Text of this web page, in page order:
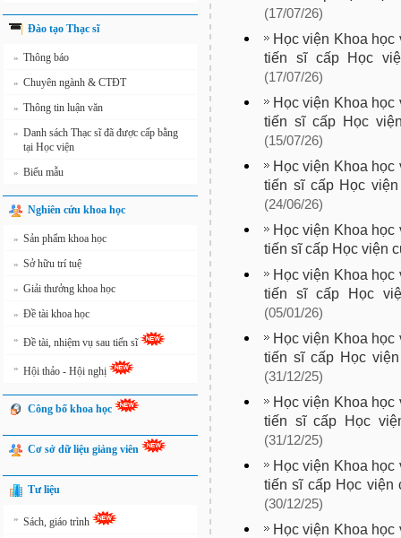
Đào tạo Thạc sĩ
» Thông báo
» Chuyên ngành & CTĐT
» Thông tin luận văn
» Danh sách Thạc sĩ đã được cấp bằng
tại Học viện
» Biểu mẫu
Nghiên cứu khoa học
» Sản phẩm khoa học
» Sở hữu trí tuệ
» Giải thưởng khoa học
» Đề tài khoa học
» Đề tài, nhiệm vụ sau tiến sĩ
» Hội thảo - Hội nghị
Công bố khoa học
Cơ sở dữ liệu giảng viên
Tư liệu
» Sách, giáo trình
(17/07/26)
Học viện Khoa học
tiến sĩ cấp Học
(17/07/26)
Học viện Khoa học
tiến sĩ cấp Học
(15/07/26)
Học viện Khoa học
tiến sĩ cấp Học
(24/06/26)
Học viện Khoa học
tiến sĩ cấp Học viện
Học viện Khoa học
tiến sĩ cấp Học
(05/01/26)
Học viện Khoa học
tiến sĩ cấp Học
(31/12/25)
Học viện Khoa học
tiến sĩ cấp Học
(31/12/25)
Học viện Khoa học
tiến sĩ cấp Học viện
(30/12/25)
Học viện Khoa học